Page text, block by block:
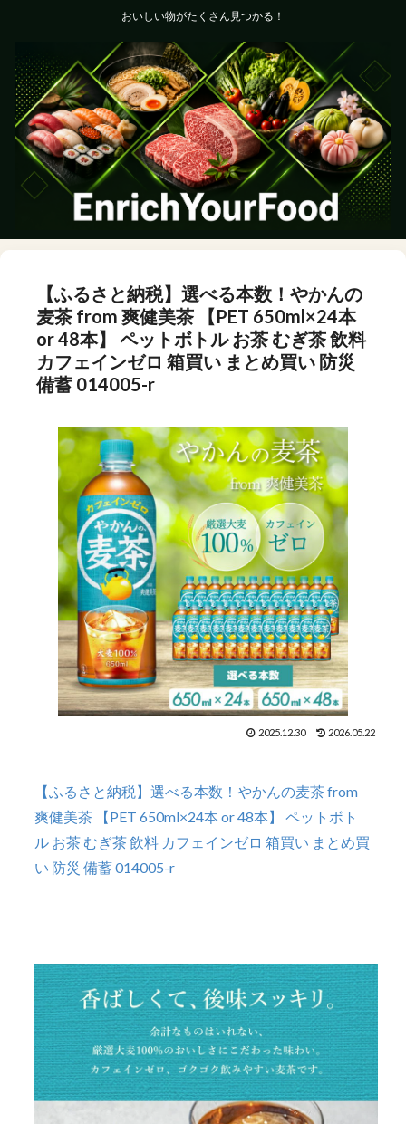
おいしい物がたくさん見つかる！
【ふるさと納税】選べる本数！やかんの
麦茶 from 爽健美茶 【PET 650ml×24本
or 48本】 ペットボトル お茶 むぎ茶 飲料
カフェインゼロ 箱買い まとめ買い 防災
備蓄 014005-r
2025.12.30 2026.05.22
【ふるさと納税】選べる本数！やかんの麦茶 from
爽健美茶 【PET 650ml×24本 or 48本】 ペットボト
ル お茶 むぎ茶 飲料 カフェインゼロ 箱買い まとめ買
い 防災 備蓄 014005-r